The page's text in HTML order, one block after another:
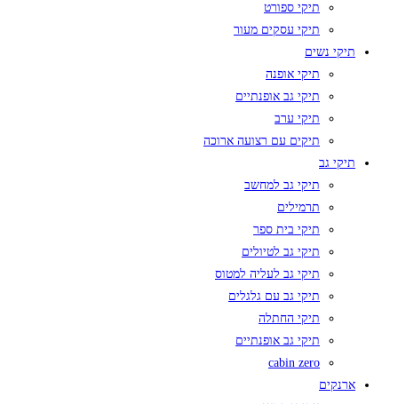
תיקי ספורט
תיקי עסקים מעור
תיקי נשים
תיקי אופנה
תיקי גב אופנתיים
תיקי ערב
תיקים עם רצועה ארוכה
תיקי גב
תיקי גב למחשב
תרמילים
תיקי בית ספר
תיקי גב לטיולים
תיקי גב לעליה למטוס
תיקי גב עם גלגלים
תיקי החתלה
תיקי גב אופנתיים
cabin zero
ארנקים